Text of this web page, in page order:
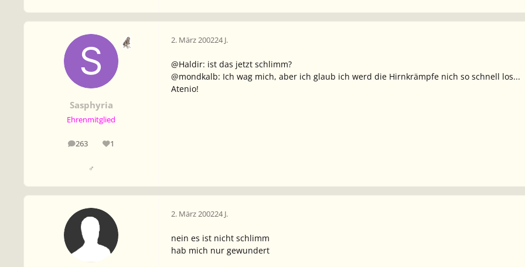
Sasphyria
Ehrenmitglied
263
Beiträge 1
Reputation
♂
2. März 200224 J.
@Haldir: ist das jetzt schlimm?
@mondkalb: Ich wag mich, aber ich glaub ich werd die Hirnkrämpfe nich so schnell los...
Atenio!
2. März 200224 J.
nein es ist nicht schlimm
hab mich nur gewundert